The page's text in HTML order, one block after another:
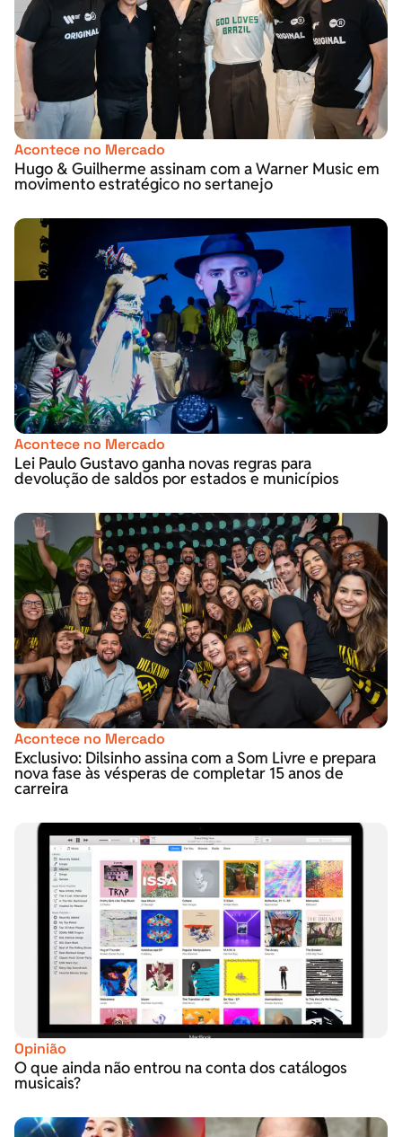
Acontece no Mercado
Hugo & Guilherme assinam com a Warner Music em
movimento estratégico no sertanejo
Acontece no Mercado
Lei Paulo Gustavo ganha novas regras para
devolução de saldos por estados e municípios
Acontece no Mercado
Exclusivo: Dilsinho assina com a Som Livre e prepara
nova fase às vésperas de completar 15 anos de
carreira
Opinião
O que ainda não entrou na conta dos catálogos
musicais?